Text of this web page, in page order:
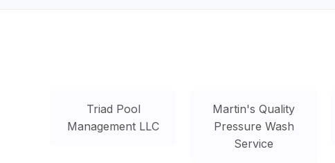
Triad Pool
Management LLC
Martin's Quality
Pressure Wash
Service